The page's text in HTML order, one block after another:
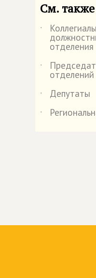
См. также
˙
отделения
˙
отделений
˙
Депутаты
˙